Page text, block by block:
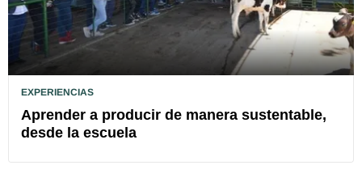
EXPERIENCIAS
Aprender a producir de manera sustentable,
desde la escuela